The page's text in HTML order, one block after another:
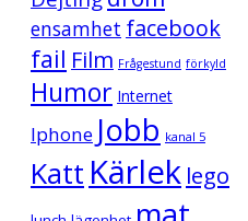
ensamhet facebook
fail Film Frågestund förkyld
Humor Internet
Iphone Jobb kanal 5
Katt Kärlek lego